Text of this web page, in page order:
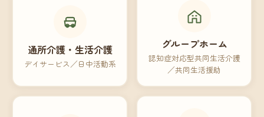
通所介護・生活介護
デイサービス／日中活動系
グループホーム
認知症対応型共同生活介護
／共同生活援助